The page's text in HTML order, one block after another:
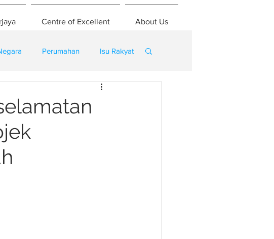
Centre of Excellent About Us
Perumahan Isu Rakyat